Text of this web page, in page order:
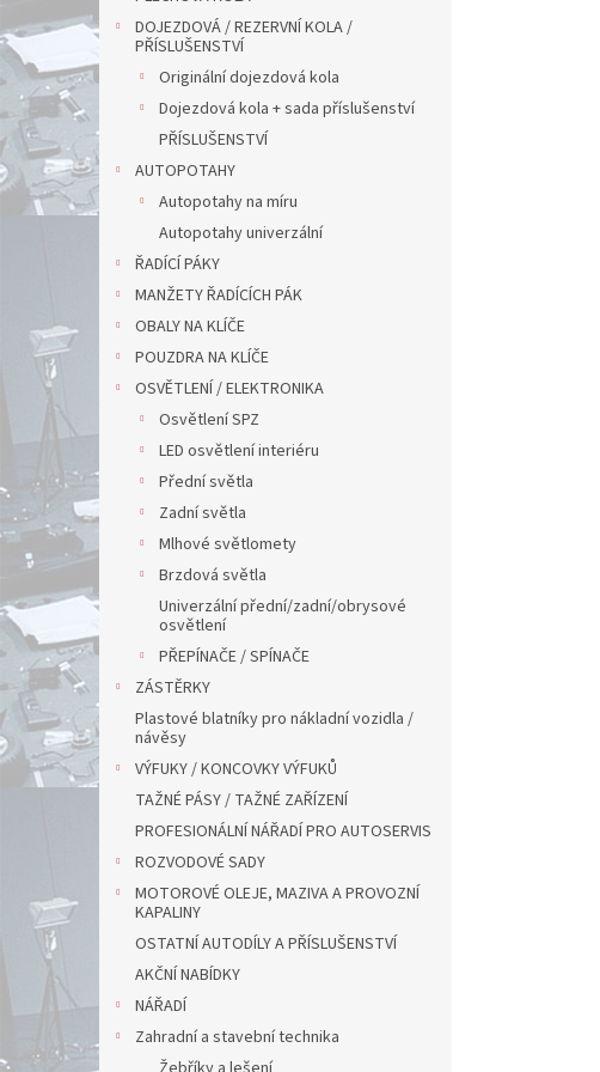
DOJEZDOVÁ / REZERVNÍ KOLA /
PŘÍSLUŠENSTVÍ
Originální dojezdová kola
Dojezdová kola + sada příslušenství
PŘÍSLUŠENSTVÍ
AUTOPOTAHY
Autopotahy na míru
Autopotahy univerzální
ŘADÍCÍ PÁKY
MANŽETY ŘADÍCÍCH PÁK
OBALY NA KLÍČE
POUZDRA NA KLÍČE
OSVĚTLENÍ / ELEKTRONIKA
Osvětlení SPZ
LED osvětlení interiéru
Přední světla
Zadní světla
Mlhové světlomety
Brzdová světla
Univerzální přední/zadní/obrysové
osvětlení
PŘEPÍNAČE / SPÍNAČE
ZÁSTĚRKY
Plastové blatníky pro nákladní vozidla /
návěsy
VÝFUKY / KONCOVKY VÝFUKŮ
TAŽNÉ PÁSY / TAŽNÉ ZAŘÍZENÍ
PROFESIONÁLNÍ NÁŘADÍ PRO AUTOSERVIS
ROZVODOVÉ SADY
MOTOROVÉ OLEJE, MAZIVA A PROVOZNÍ
KAPALINY
OSTATNÍ AUTODÍLY A PŘÍSLUŠENSTVÍ
AKČNÍ NABÍDKY
NÁŘADÍ
Zahradní a stavební technika